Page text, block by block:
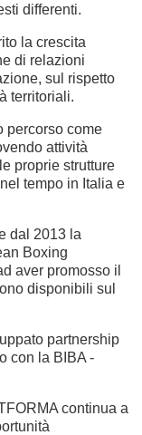
differenti.
la crescita
di relazioni
sul rispetto
territoriali.
percorso come
attività
proprie strutture
tempo in Italia e
dal 2013 la
Boxing
aver promosso il
disponibili sul
partnership
con la BIBA -
continua a